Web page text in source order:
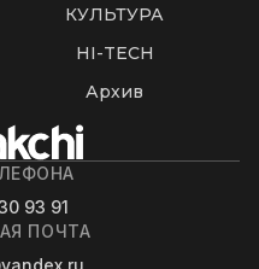
КУЛЬТУРА
HI-TECH
Архив
93 91
ПОЧТА